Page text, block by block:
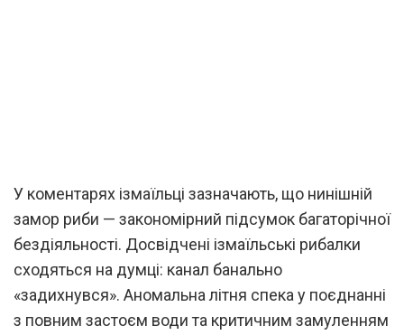
У коментарях ізмаїльці зазначають, що нинішній
замор риби — закономірний підсумок багаторічної
бездіяльності. Досвідчені ізмаїльські рибалки
сходяться на думці: канал банально
«задихнувся». Аномальна літня спека у поєднанні
з повним застоєм води та критичним замуленням